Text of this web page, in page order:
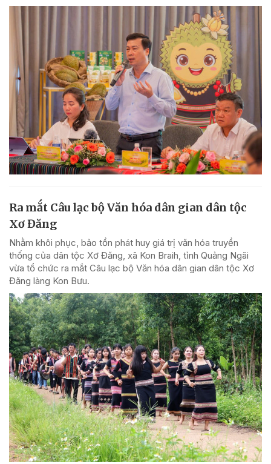
Ra mắt Câu lạc bộ Văn hóa dân gian dân tộc
Xơ Đăng
Nhằm khôi phục, bảo tồn phát huy giá trị văn hóa truyền
thống của dân tộc Xơ Đăng, xã Kon Braih, tỉnh Quảng Ngãi
vừa tổ chức ra mắt Câu lạc bộ Văn hóa dân gian dân tộc Xơ
Đăng làng Kon Bưu.